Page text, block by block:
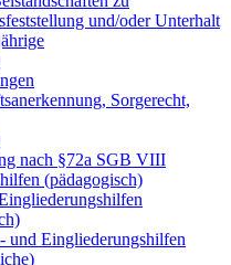
und/oder Unterhalt
Sorgerecht,
nach §72a SGB VIII
(pädagogisch)
und Eingliederungshilfen